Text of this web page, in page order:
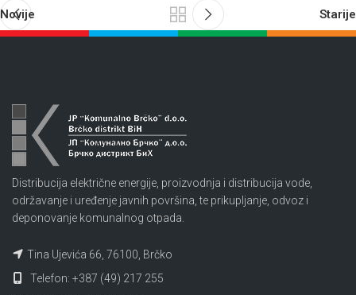
Novije Starije
Distribucija električne energije, proizvodnja i distribucija vode,
održavanje i uređenje javnih površina, te prikupljanje, odvoz i
deponovanje komunalnog otpada.
Tina Ujevića 66, 76100, Brčko
Telefon: +387 (49) 217 255